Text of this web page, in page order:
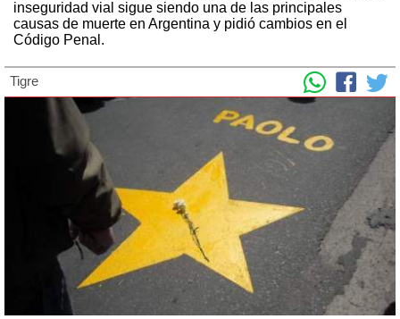
inseguridad vial sigue siendo una de las principales
causas de muerte en Argentina y pidió cambios en el
Código Penal.
Tigre